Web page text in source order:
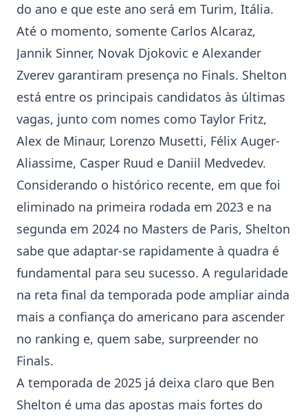
do ano e que este ano será em Turim, Itália.
Até o momento, somente Carlos Alcaraz,
Jannik Sinner, Novak Djokovic e Alexander
Zverev garantiram presença no Finals. Shelton
está entre os principais candidatos às últimas
vagas, junto com nomes como Taylor Fritz,
Alex de Minaur, Lorenzo Musetti, Félix Auger-
Aliassime, Casper Ruud e Daniil Medvedev.
Considerando o histórico recente, em que foi
eliminado na primeira rodada em 2023 e na
segunda em 2024 no Masters de Paris, Shelton
sabe que adaptar-se rapidamente à quadra é
fundamental para seu sucesso. A regularidade
na reta final da temporada pode ampliar ainda
mais a confiança do americano para ascender
no ranking e, quem sabe, surpreender no
Finals.
A temporada de 2025 já deixa claro que Ben
Shelton é uma das apostas mais fortes do